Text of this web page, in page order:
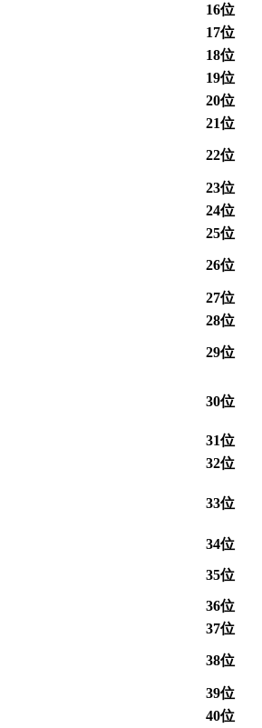
16位
17位
18位
19位
20位
21位
22位
23位
24位
25位
26位
27位
28位
29位
30位
31位
32位
33位
34位
35位
36位
37位
38位
39位
40位